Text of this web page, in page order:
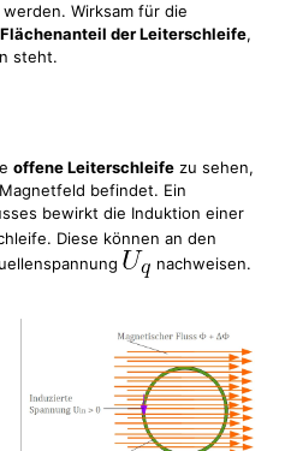
Wirksam für die
Flächenanteil der Leiterschleife,
steht.
offene Leiterschleife zu sehen,
befindet. Ein
bewirkt die Induktion einer
Diese können an den
nachweisen.